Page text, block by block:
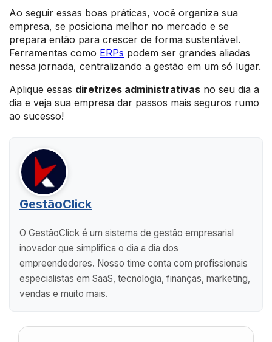
Ao seguir essas boas práticas, você organiza sua
empresa, se posiciona melhor no mercado e se
prepara então para crescer de forma sustentável.
Ferramentas como ERPs podem ser grandes aliadas
nessa jornada, centralizando a gestão em um só lugar.
Aplique essas diretrizes administrativas no seu dia a
dia e veja sua empresa dar passos mais seguros rumo
ao sucesso!
GestãoClick
O GestãoClick é um sistema de gestão empresarial
inovador que simplifica o dia a dia dos
empreendedores. Nosso time conta com profissionais
especialistas em SaaS, tecnologia, finanças, marketing,
vendas e muito mais.